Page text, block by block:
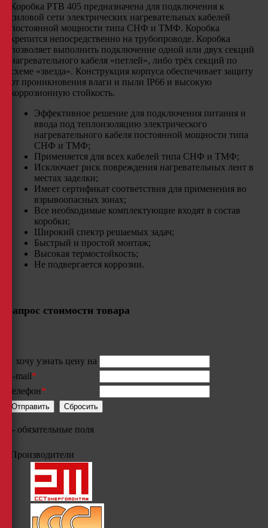
Коробка РТВ 405 предназначена для подключения к
силовой сети электрических нагревательных кабелей
постоянной мощности типа СНФ и ТМФ. Коробка
крепится непосредственно на трубопроводе. Коробка
позволяет выполнить подключение одной или двух секций
нагревательного кабеля «петлей», либо трёх секций по
схеме «звезда». Конструкция корпуса обеспечивает защиту
от проникновения влаги и пыли IP66 и высокую
коррозионную стойкость.
Эффективное решение для подключения питания и
ввода под теплоизоляцию электрического
нагревательного кабеля постоянной мощности типа
СНФ и ТМФ;
Применяется для всех кабелей типа СНФ и ТМФ;
Исключает риск повреждения нагревательных лент в
местах заделки;
Имеет сертификат соответствия для применения во
взрывоопасных зонах;
Все необходимые комплектующие входят в состав
коробки;
Широкий спектр решаемых задач;
Быстрый и простой монтаж;
Высокая термостойкость;​
Не подвергается коррозии.
Запрос стоимости товара
Я хочу узнать цену на
E-mail*
Телефон*
- обязательные поля
Производители